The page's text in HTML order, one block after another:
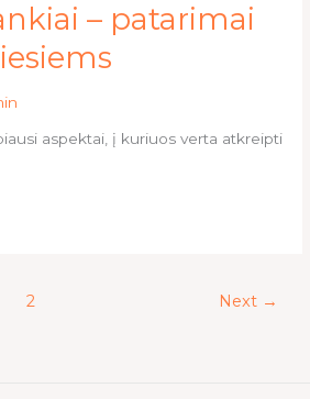
– patarimai
aspektai, į kuriuos verta atkreipti
2 Next →